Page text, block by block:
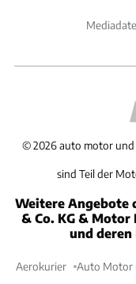
©2026 auto motor
sind Teil der
Weitere Angebote
& Co. KG & Motor
und
Aerokurier Auto Motor